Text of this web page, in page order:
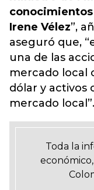
Irene Vélez”,
aseguró que,
una de las
mercado local
dólar y activos
mercado local”.
Toda la